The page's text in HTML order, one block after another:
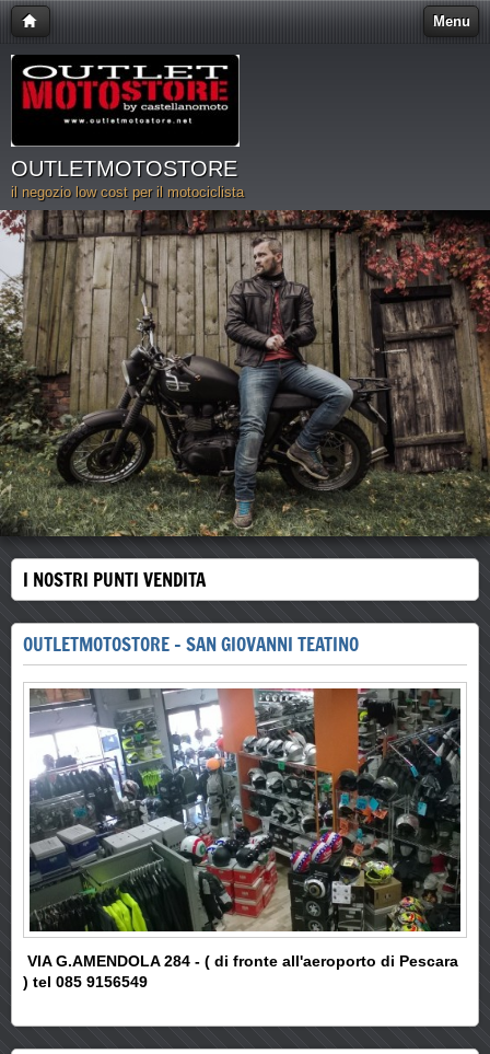
Menu
OUTLETMOTOSTORE
il negozio low cost per il motociclista
I NOSTRI PUNTI VENDITA
OUTLETMOTOSTORE - SAN GIOVANNI TEATINO
VIA G.AMENDOLA 284 - ( di fronte all'aeroporto di Pescara
) tel 085 9156549